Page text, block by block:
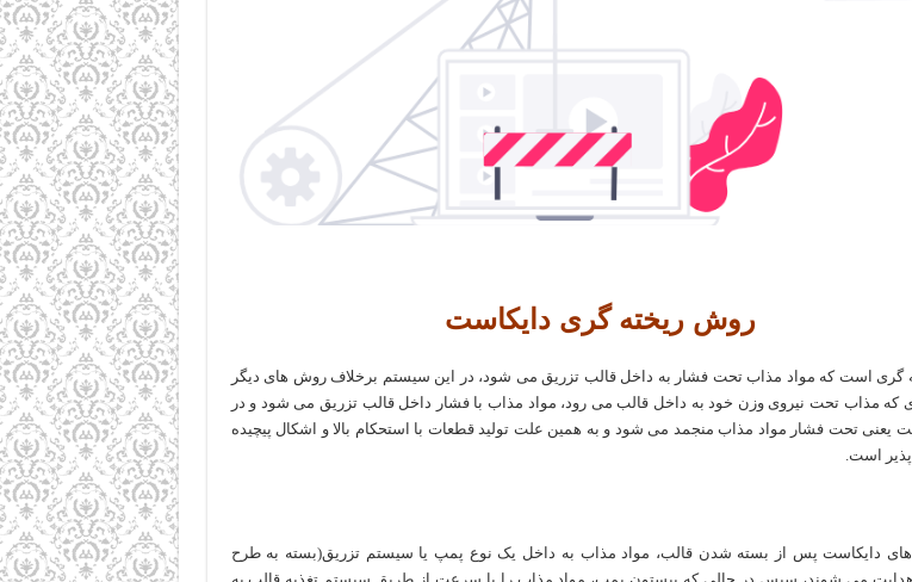
روش ریخته گری دایکاست
گری است که مواد مذاب تحت فشار به داخل قالب تزریق می شود، در این سیستم برخلاف روش های دیگر
که مذاب تحت نیروی وزن خود به داخل قالب می رود، مواد مذاب با فشار داخل قالب تزریق می شود و در
یعنی تحت فشار مواد مذاب منجمد می شود و به همین علت تولید قطعات با استحکام بالا و اشکال پیچیده
است.
دایکاست پس از بسته شدن قالب، مواد مذاب به داخل یک نوع پمپ یا سیستم تزریق(بسته به طرح